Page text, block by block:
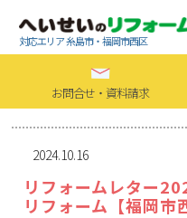
対応エリア 糸島市・福岡市西区
お問合せ・資料請求
2024.10.16
リフォームレター
リフォーム【福岡市